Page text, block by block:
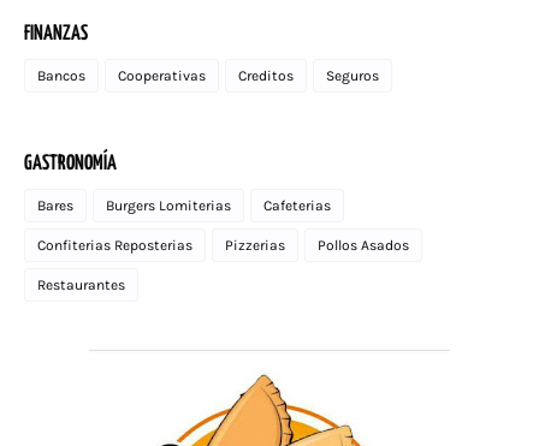
FINANZAS
Bancos Cooperativas Creditos Seguros
GASTRONOMÍA
Bares Burgers Lomiterias Cafeterias
Confiterias Reposterias Pizzerias Pollos Asados
Restaurantes